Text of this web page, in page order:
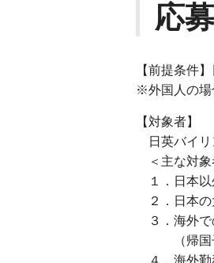
応
【前提条件
※外国人の場
【対象者】
日英バイリ
＜主な対象
１．日本以
２．日本の
３．海外で
（帰国⼦
４．海外勤